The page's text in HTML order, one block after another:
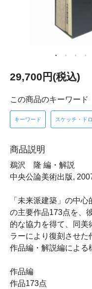
29,700円(税込)
この商品のキーワード
キーワード スケッチ・ド
商品説明
鵜沢 隆 編・解説
中央公論美術出版,
「未来派建築」の中
の主要作品173点を、
的な協力を得て、同美
ラーにより復刻させた
作品編・解説編による
作品編
作品173点